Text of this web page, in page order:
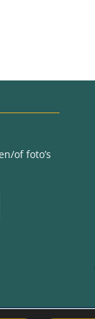
of foto’s